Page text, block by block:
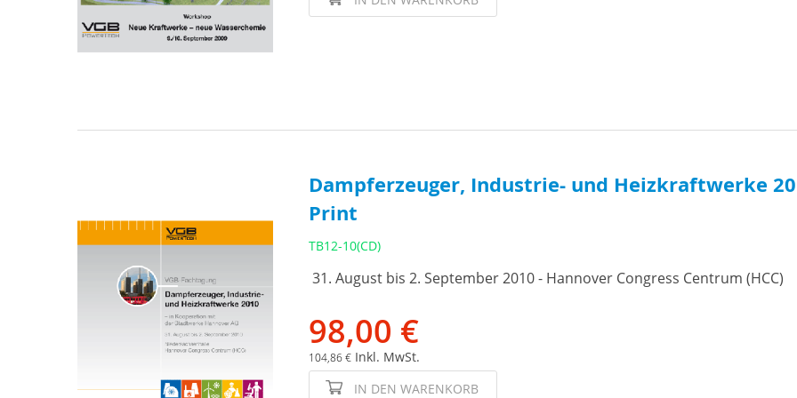
Dampferzeuger, Industrie- und Heizkraftwerke
Print
TB12-10(CD)
31. August bis 2. September 2010 - Hannover Congress Centrum (HCC)
98,00 €
104,86 € Inkl. MwSt.
IN DEN WARENKORB